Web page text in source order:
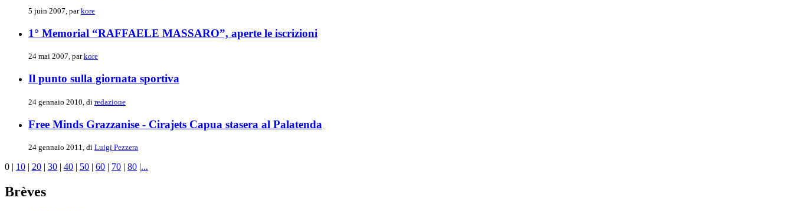
5 juin 2007, parkore
1° Memorial “RAFFAELE MASSARO”, aperte le iscrizioni
24 mai 2007, parkore
Il punto sulla giornata sportiva
24 gennaio 2010, di redazione
Free Minds Grazzanise - Cirajets Capua stasera al Palatenda
24 gennaio 2011, di Luigi Pezzera
0 | 10 | 20 | 30 | 40 | 50 | 60 | 70 | 80 |...
Brèves